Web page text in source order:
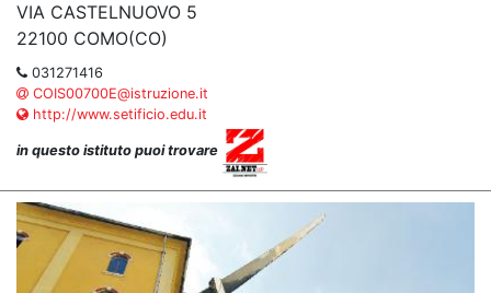
VIA CASTELNUOVO 5
22100 COMO(CO)
031271416
COIS00700E@istruzione.it
http://www.setificio.edu.it
in questo istituto puoi trovare